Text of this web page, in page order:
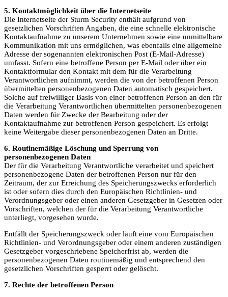
5. Kontaktmöglichkeit über die Internetseite
Die Internetseite der Sturm Security enthält aufgrund von
gesetzlichen Vorschriften Angaben, die eine schnelle elektronische
Kontaktaufnahme zu unserem Unternehmen sowie eine unmittelbare
Kommunikation mit uns ermöglichen, was ebenfalls eine allgemeine
Adresse der sogenannten elektronischen Post (E-Mail-Adresse)
umfasst. Sofern eine betroffene Person per E-Mail oder über ein
Kontaktformular den Kontakt mit dem für die Verarbeitung
Verantwortlichen aufnimmt, werden die von der betroffenen Person
übermittelten personenbezogenen Daten automatisch gespeichert.
Solche auf freiwilliger Basis von einer betroffenen Person an den für
die Verarbeitung Verantwortlichen übermittelten personenbezogenen
Daten werden für Zwecke der Bearbeitung oder der
Kontaktaufnahme zur betroffenen Person gespeichert. Es erfolgt
keine Weitergabe dieser personenbezogenen Daten an Dritte.
6. Routinemäßige Löschung und Sperrung von
personenbezogenen Daten
Der für die Verarbeitung Verantwortliche verarbeitet und speichert
personenbezogene Daten der betroffenen Person nur für den
Zeitraum, der zur Erreichung des Speicherungszwecks erforderlich
ist oder sofern dies durch den Europäischen Richtlinien- und
Verordnungsgeber oder einen anderen Gesetzgeber in Gesetzen oder
Vorschriften, welchen der für die Verarbeitung Verantwortliche
unterliegt, vorgesehen wurde.
Entfällt der Speicherungszweck oder läuft eine vom Europäischen
Richtlinien- und Verordnungsgeber oder einem anderen zuständigen
Gesetzgeber vorgeschriebene Speicherfrist ab, werden die
personenbezogenen Daten routinemäßig und entsprechend den
gesetzlichen Vorschriften gesperrt oder gelöscht.
7. Rechte der betroffenen Person